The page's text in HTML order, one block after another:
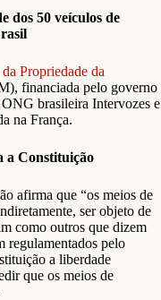
dos 50 veículos de
Propriedade da
financiada pelo governo
brasileira Intervozes e
na França.
a Constituição
afirma que “os meios de
ser objeto de
como outros que dizem
regulamentados pelo
a liberdade
que os meios de